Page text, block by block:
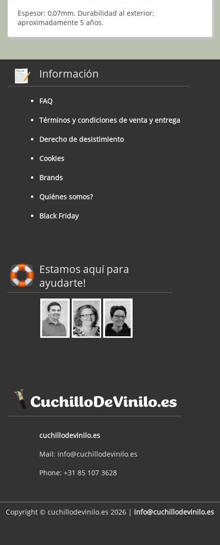
Espesor: 0,07mm. Durabilidad al exterior:
aproximadamente 5 años.
Información
FAQ
Términos y condiciones de venta y entrega
Derecho de desistimiento
Cookies
Brands
Quiénes somos?
Black Friday
Estamos aquí para
ayudarte!
cuchillodevinilo.es
Mail: info@cuchillodevinilo.es
Phone: +31 85 107 3628
Copyright © cuchillodevinilo.es 2026 | info@cuchillodevinilo.es